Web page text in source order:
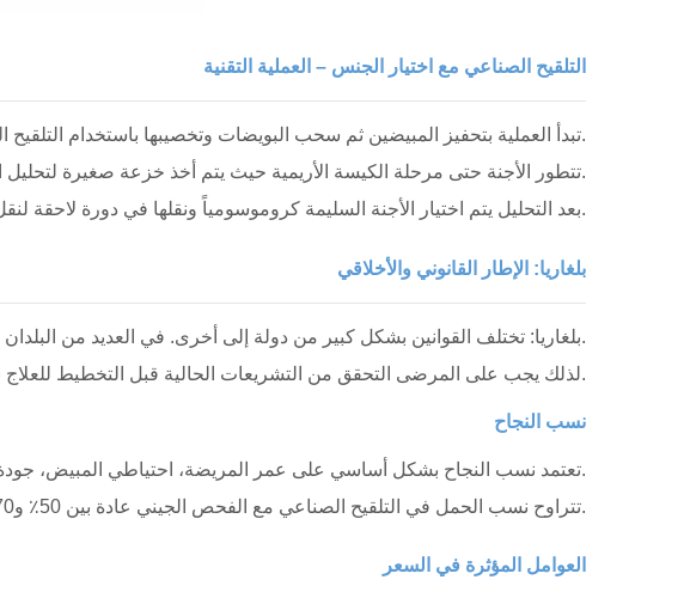
التلقيح الصناعي مع اختيار الجنس – العملية التقنية
تبدأ العملية بتحفيز المبيضين ثم سحب البويضات وتخصيبها باستخدام التلقيح الصناعي التقليدي أو الحقن المجهري.
تتطور الأجنة حتى مرحلة الكيسة الأريمية حيث يتم أخذ خزعة صغيرة لتحليل الكروموسومات باستخدام تقنيات تسلسل جيني متقدمة.
بعد التحليل يتم اختيار الأجنة السليمة كروموسومياً ونقلها في دورة لاحقة لنقل الأجنة المجمدة.
بلغاريا: الإطار القانوني والأخلاقي
بلغاريا: تختلف القوانين بشكل كبير من دولة إلى أخرى. في العديد من البلدان لا يُسمح باختيار جنس الجنين إلا لأسباب طبية.
لذلك يجب على المرضى التحقق من التشريعات الحالية قبل التخطيط للعلاج في الخارج.
نسب النجاح
تعتمد نسب النجاح بشكل أساسي على عمر المريضة، احتياطي المبيض، جودة الأجنة وخبرة المختبر.
تتراوح نسب الحمل في التلقيح الصناعي مع الفحص الجيني عادة بين 50٪ و70٪ لدى النساء دون سن 38 عاماً.
العوامل المؤثرة في السعر